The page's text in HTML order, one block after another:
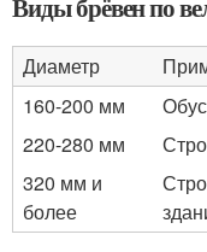
Виды брёвен по
Диаметр
160-200 мм
220-280 мм
320 мм и
более